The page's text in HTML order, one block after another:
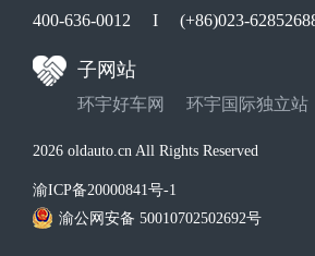
400-636-0012 I (+86)023-
子网站
环宇好车网 环宇国际独立站
2026 oldauto.cn All Rights Reserved
渝ICP备20000841号-1
渝公网安备 50010702502692号